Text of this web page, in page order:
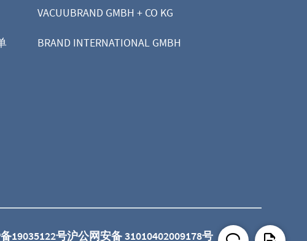
VACUUBRAND GMBH + CO KG
BRAND INTERNATIONAL GMBH
19035122号沪公网安备 31010402009178号